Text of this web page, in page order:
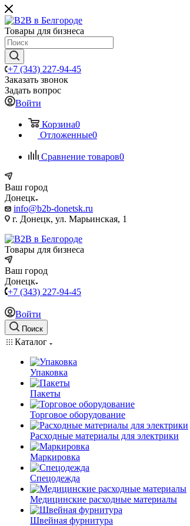
Товары для бизнеса
+7 (343) 227-94-45
Заказать звонок
Задать вопрос
Войти
Корзина0
Отложенные0
Сравнение товаров0
Ваш город
Донецк
info@b2b-donetsk.ru
г. Донецк, ул. Марьинская, 1
Товары для бизнеса
Ваш город
Донецк
+7 (343) 227-94-45
Войти
Поиск
Каталог
Упаковка
Пакеты
Торговое оборудование
Расходные материалы для электрики
Маркировка
Спецодежда
Медицинские расходные материалы
Швейная фурнитура